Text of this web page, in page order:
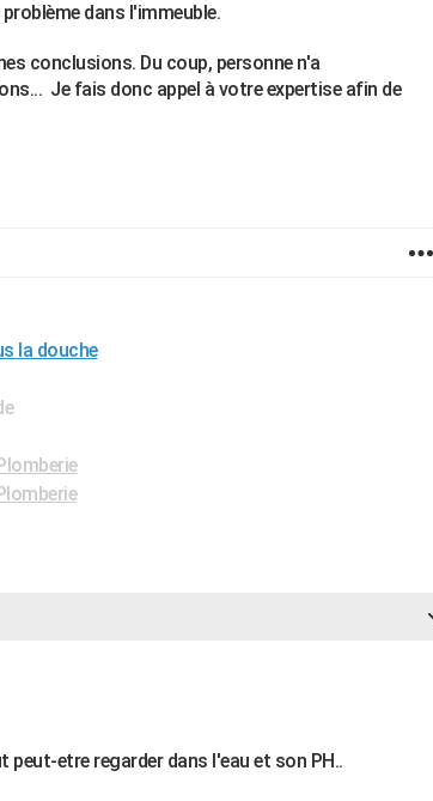
dans l'immeuble.
conclusions. Du coup, personne n'a
Je fais donc appel à votre expertise afin de
la douche
peut-etre regarder dans l'eau et son PH..